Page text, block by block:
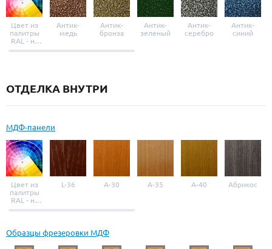
Цвет из
палитры
RAL - на
выбор
Антик-
медь
Антик-
бронза
Антик-
зеленый
Антик-
серебро
Антик-
синий
ОТДЕЛКА ВНУТРИ
МДФ-панели
Цвет из
палитры
RAL - на
выбор
L-36 A-30 A-35 A-40 Абрикос
Образцы фрезеровки МДФ